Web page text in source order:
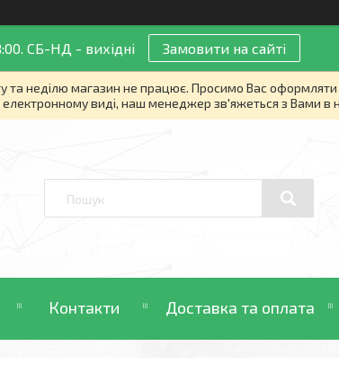
СБ-НД - вихідні Замовити на сайті
неділю магазин не працює. Просимо Вас оформляти
виді, наш менеджер зв'яжеться з Вами в
Контакти Доставка та оплата